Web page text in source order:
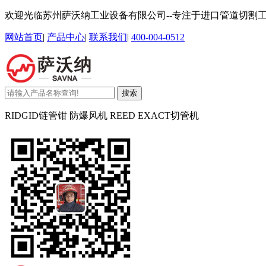
欢迎光临苏州萨沃纳工业设备有限公司--专注于进口管道切割
网站首页| 产品中心| 联系我们| 400-004-0512
搜索
RIDGID链管钳 防爆风机 REED EXACT切管机